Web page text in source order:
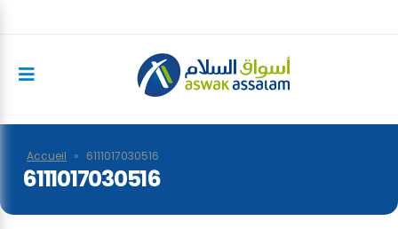
Accueil » 6111017030516
6111017030516